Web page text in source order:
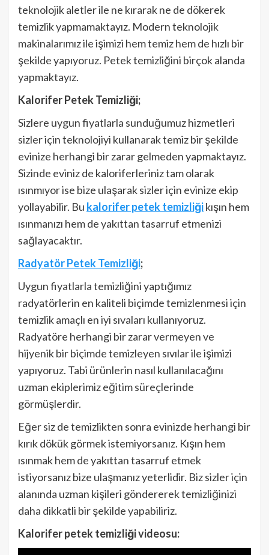
teknolojik aletler ile ne kırarak ne de dökerek
temizlik yapmamaktayız. Modern teknolojik
makinalarımız ile işimizi hem temiz hem de hızlı bir
şekilde yapıyoruz. Petek temizliğini birçok alanda
yapmaktayız.
Kalorifer Petek Temizliği;
Sizlere uygun fiyatlarla sunduğumuz hizmetleri
sizler için teknolojiyi kullanarak temiz bir şekilde
evinize herhangi bir zarar gelmeden yapmaktayız.
Sizinde eviniz de kaloriferleriniz tam olarak
ısınmıyor ise bize ulaşarak sizler için evinize ekip
yollayabilir. Bu kalorifer petek temizliğikışın hem
ısınmanızı hem de yakıttan tasarruf etmenizi
sağlayacaktır.
Radyatör Petek Temizliği;
Uygun fiyatlarla temizliğini yaptığımız
radyatörlerin en kaliteli biçimde temizlenmesi için
temizlik amaçlı en iyi sıvaları kullanıyoruz.
Radyatöre herhangi bir zarar vermeyen ve
hijyenik bir biçimde temizleyen sıvılar ile işimizi
yapıyoruz. Tabi ürünlerin nasıl kullanılacağını
uzman ekiplerimiz eğitim süreçlerinde
görmüşlerdir.
Eğer siz de temizlikten sonra evinizde herhangi bir
kırık dökük görmek istemiyorsanız. Kışın hem
ısınmak hem de yakıttan tasarruf etmek
istiyorsanız bize ulaşmanız yeterlidir. Biz sizler için
alanında uzman kişileri göndererek temizliğinizi
daha dikkatli bir şekilde yapabiliriz.
Kalorifer petek temizliği videosu: